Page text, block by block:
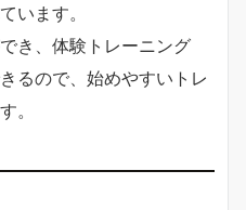
います。
き、体験トレーニング
るので、始めやすいトレ
。